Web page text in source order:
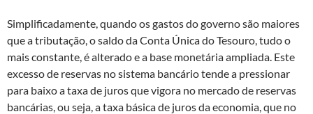
Simplificadamente, quando os gastos do governo são maiores
que a tributação, o saldo da Conta Única do Tesouro, tudo o
mais constante, é alterado e a base monetária ampliada. Este
excesso de reservas no sistema bancário tende a pressionar
para baixo a taxa de juros que vigora no mercado de reservas
bancárias, ou seja, a taxa básica de juros da economia, que no